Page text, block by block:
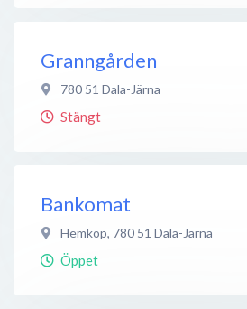
Granngården
780 51 Dala-Järna
Stängt
Bankomat
Hemköp, 780 51 Dala-Järna
Öppet